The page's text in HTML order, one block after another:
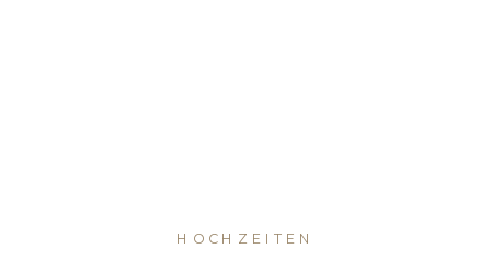
HOCHZEITEN